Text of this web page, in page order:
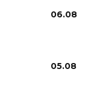
06.08
05.08